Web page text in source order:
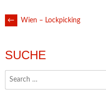
POST
NAVIGATION
← Wien – Lockpicking
SUCHE